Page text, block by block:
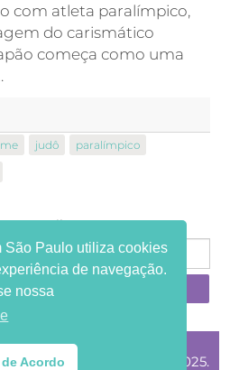
com atleta paralímpico,
do carismático
começa como uma
judô
paralímpico
e-mail:
em São Paulo 2002-2025.
São Paulo utiliza cookies
de navegação.
nossa
Acordo